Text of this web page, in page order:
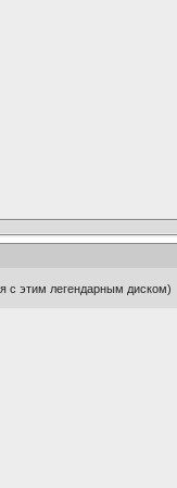
с этим легендарным диском)